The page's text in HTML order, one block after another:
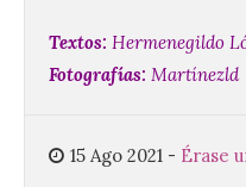
Textos: Hermenegildo
Fotografías: Martínezld
15 Ago 2021 - Érase
“Mirar un eclipse
protección
6 Ago 2026